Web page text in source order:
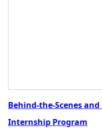
Behind-the-Scenes
Internship Program